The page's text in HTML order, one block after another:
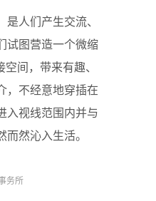
人们产生交流、
试图营造一个微缩
间，带来有趣、
，不经意地穿插在
入视线范围内并与
然沁入生活。
务所